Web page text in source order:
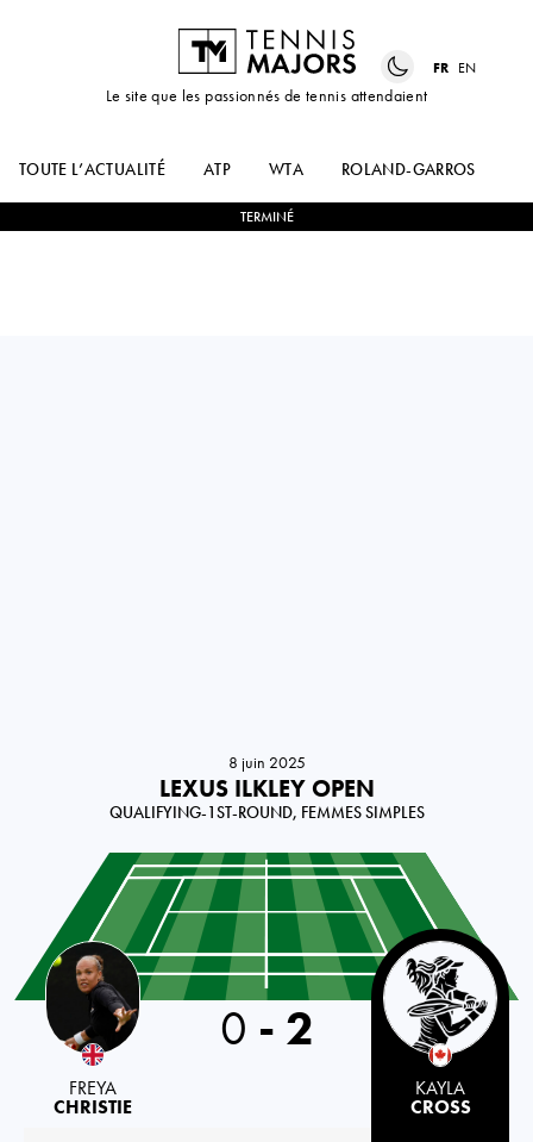
Le site que les passionnés de tennis attendaient
FR EN
TOUTE L’ACTUALITÉ ATP WTA ROLAND-GARROS
TERMINÉ
8 juin 2025
LEXUS ILKLEY OPEN
QUALIFYING-1ST-ROUND, FEMMES SIMPLES
Great Britain
FREYA
CHRISTIE
0 - 2
KAYLA
CROSS